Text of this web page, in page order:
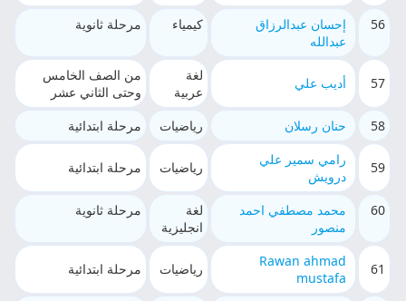
56
إحسان عبدالرزاق
عبدالله
كيمياء مرحلة ثانوية
57 أديب علي
لغة
عربية
من الصف الخامس
وحتى الثاني عشر
58
حنان رسلان رياضيات مرحلة ابتدائية
59
رامي سمير علي
درويش
رياضيات مرحلة ابتدائية
60
محمد مصطفي احمد
منصور
لغة
انجليزية
مرحلة ثانوية
61
Rawan ahmad
mustafa
رياضيات مرحلة ابتدائية